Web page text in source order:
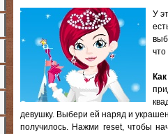
У
что
девушку. Выбери ей наряд и
получилось. Нажми reset, чтобы